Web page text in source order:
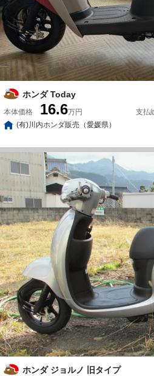
ホンダ Today
本体価格 16.6万円 支払
(有)川内ホンダ販売（愛媛県）
ホンダ ジョルノ 旧タイプ